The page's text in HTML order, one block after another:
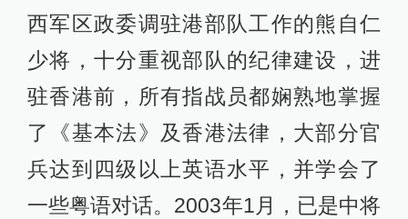
西军区政委调驻港部队工作的熊自仁
少将，十分重视部队的纪律建设，进
驻香港前，所有指战员都娴熟地掌握
了《基本法》及香港法律，大部分官
兵达到四级以上英语水平，并学会了
一些粤语对话。2003年1月，已是中将